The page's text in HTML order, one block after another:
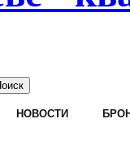
НОВОСТИ